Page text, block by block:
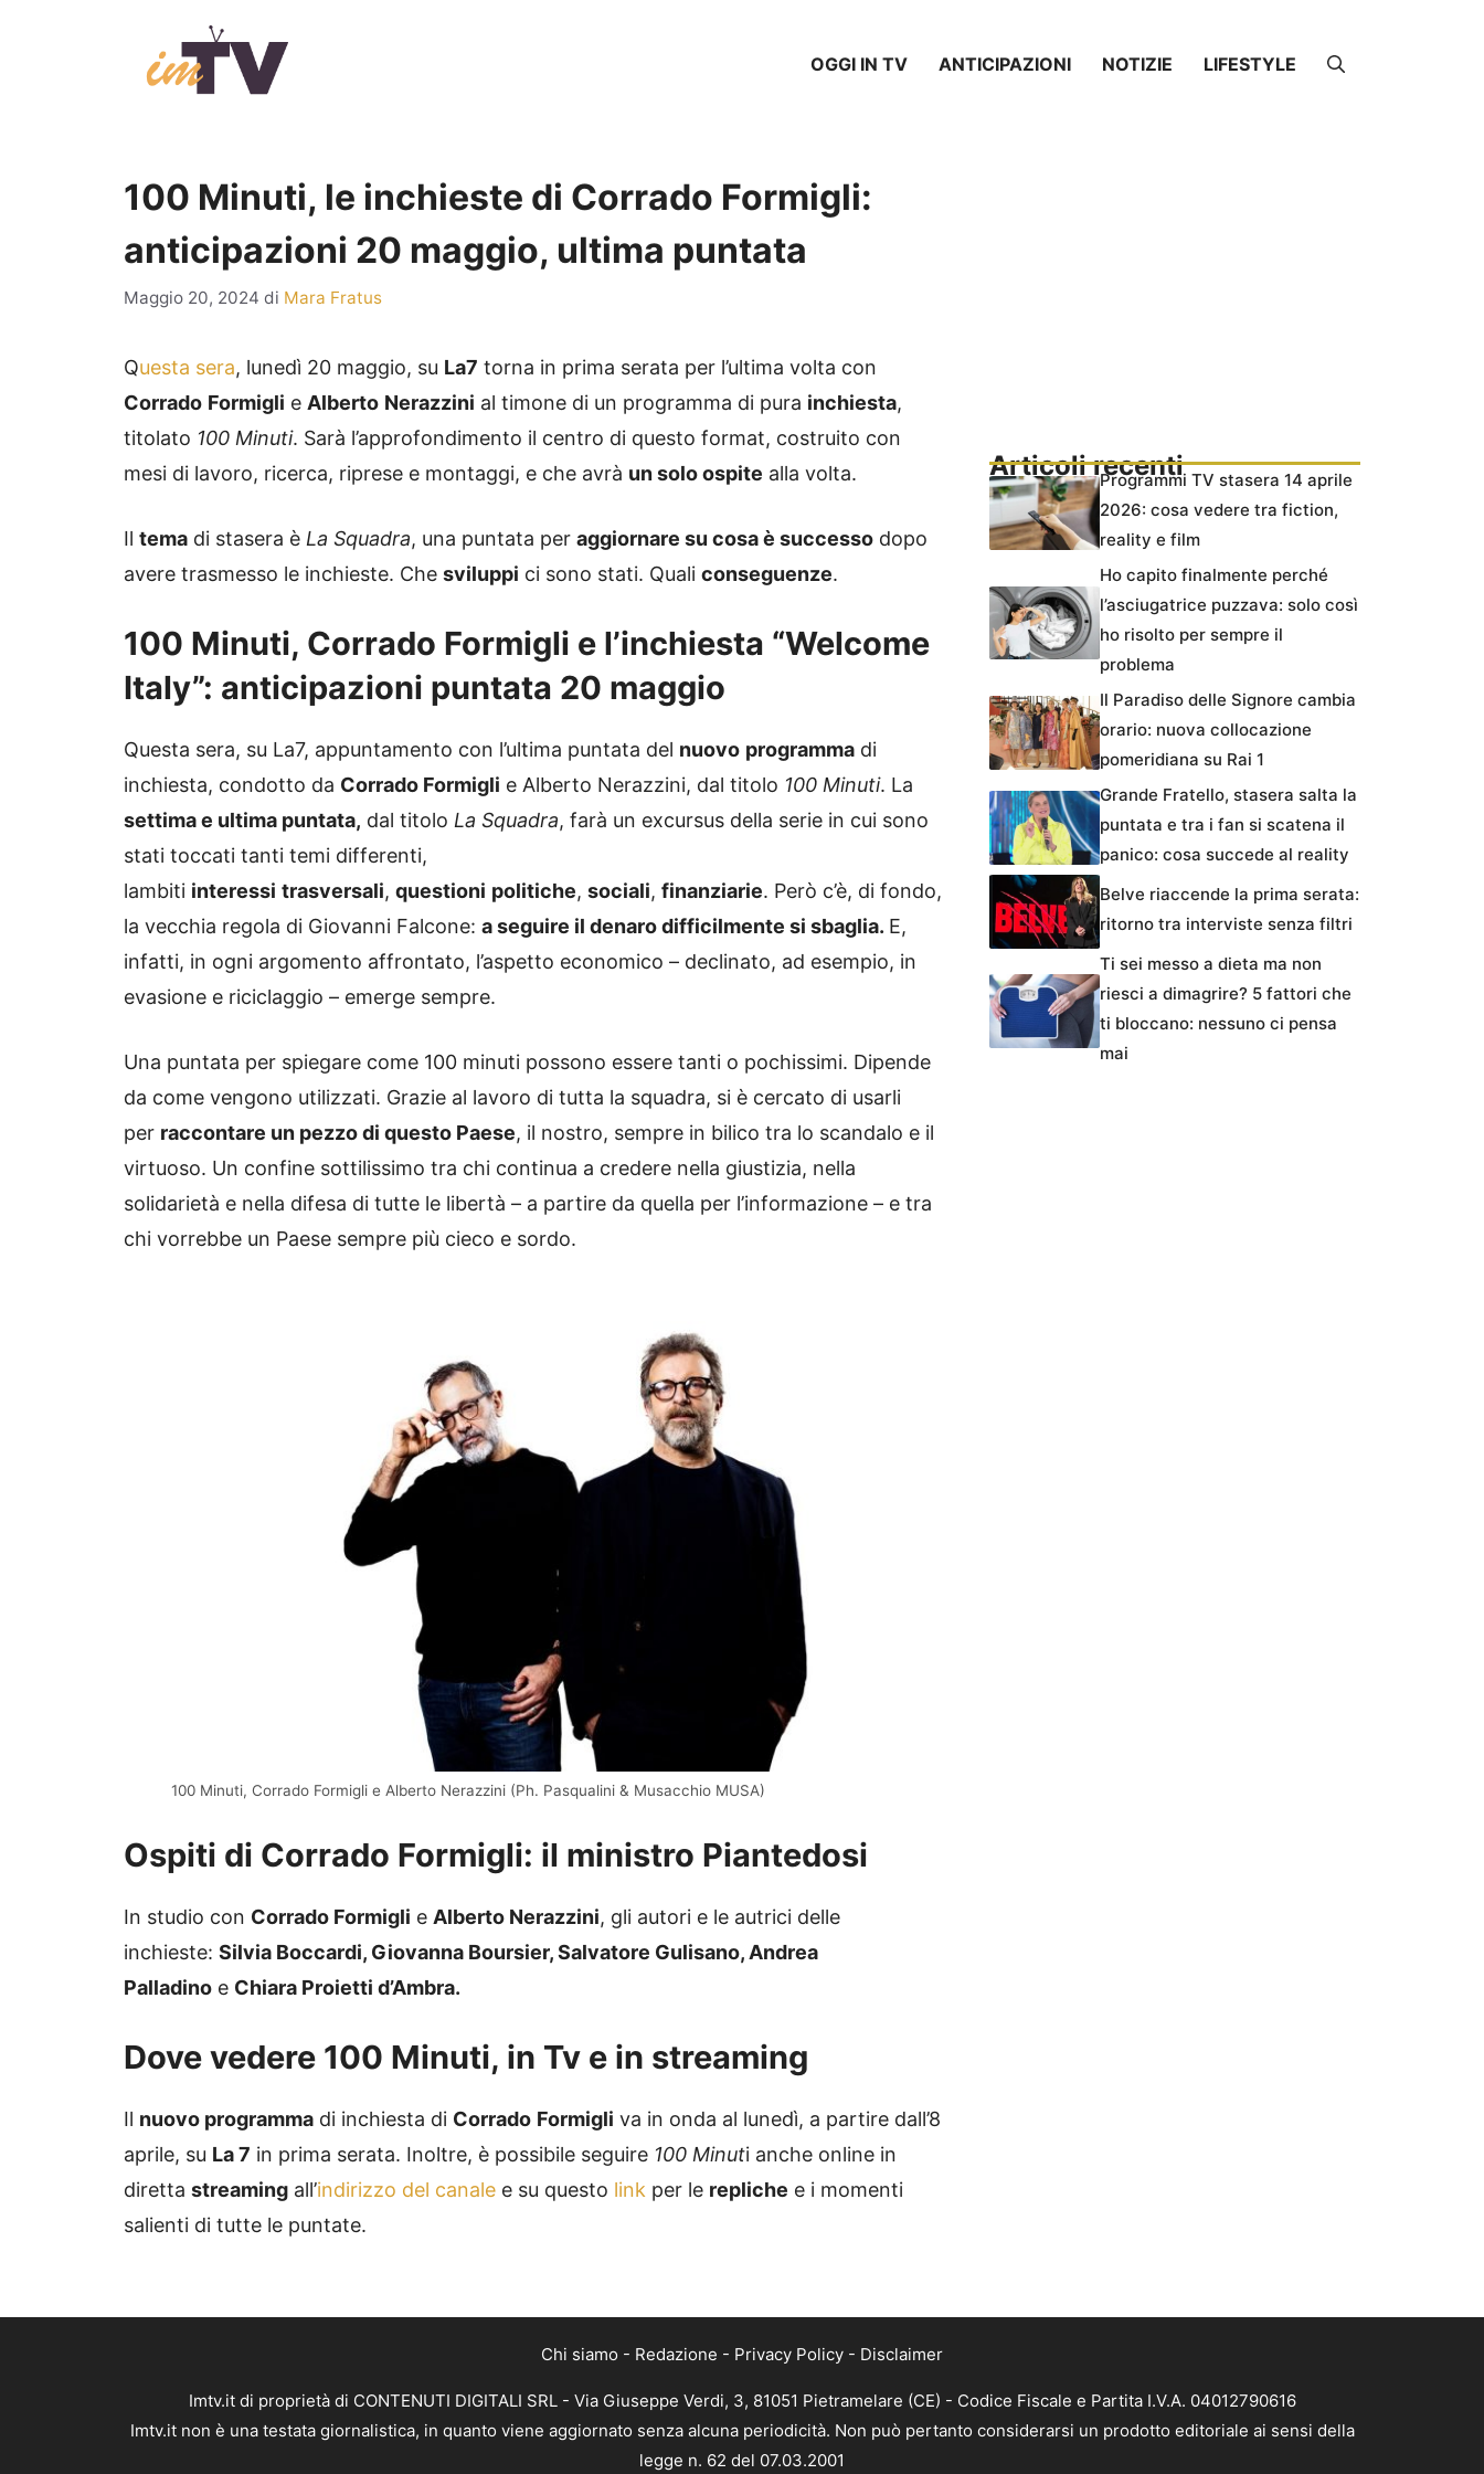
OGGI IN TV ANTICIPAZIONI NOTIZIE LIFESTYLE
100 Minuti, le inchieste di Corrado Formigli:
anticipazioni 20 maggio, ultima puntata
Maggio 20, 2024 di Mara Fratus
Questa sera, lunedì 20 maggio, su La7 torna in prima serata per l’ultima volta con
Corrado Formigli e Alberto Nerazzini al timone di un programma di pura inchiesta,
titolato 100 Minuti. Sarà l’approfondimento il centro di questo format, costruito con
mesi di lavoro, ricerca, riprese e montaggi, e che avrà un solo ospite alla volta.
Il tema di stasera è La Squadra, una puntata per aggiornare su cosa è successo dopo
avere trasmesso le inchieste. Che sviluppi ci sono stati. Quali conseguenze.
100 Minuti, Corrado Formigli e l’inchiesta “Welcome
Italy”: anticipazioni puntata 20 maggio
Questa sera, su La7, appuntamento con l’ultima puntata del nuovo programma di
inchiesta, condotto da Corrado Formigli e Alberto Nerazzini, dal titolo 100 Minuti. La
settima e ultima puntata, dal titolo La Squadra, farà un excursus della serie in cui sono
stati toccati tanti temi differenti,
lambiti interessi trasversali, questioni politiche, sociali, finanziarie. Però c’è, di fondo,
la vecchia regola di Giovanni Falcone: a seguire il denaro difficilmente si sbaglia. E,
infatti, in ogni argomento affrontato, l’aspetto economico – declinato, ad esempio, in
evasione e riciclaggio – emerge sempre.
Una puntata per spiegare come 100 minuti possono essere tanti o pochissimi. Dipende
da come vengono utilizzati. Grazie al lavoro di tutta la squadra, si è cercato di usarli
per raccontare un pezzo di questo Paese, il nostro, sempre in bilico tra lo scandalo e il
virtuoso. Un confine sottilissimo tra chi continua a credere nella giustizia, nella
solidarietà e nella difesa di tutte le libertà – a partire da quella per l’informazione – e tra
chi vorrebbe un Paese sempre più cieco e sordo.
100 Minuti, Corrado Formigli e Alberto Nerazzini (Ph. Pasqualini & Musacchio MUSA)
Ospiti di Corrado Formigli: il ministro Piantedosi
In studio con Corrado Formigli e Alberto Nerazzini, gli autori e le autrici delle
inchieste: Silvia Boccardi, Giovanna Boursier, Salvatore Gulisano, Andrea
Palladino e Chiara Proietti d’Ambra.
Dove vedere 100 Minuti, in Tv e in streaming
Il nuovo programma di inchiesta di Corrado Formigli va in onda al lunedì, a partire dall’8
aprile, su La 7 in prima serata. Inoltre, è possibile seguire 100 Minuti anche online in
diretta streaming all’indirizzo del canale e su questo link per le repliche e i momenti
salienti di tutte le puntate.
Articoli recentiProgrammi TV stasera 14 aprile
2026: cosa vedere tra fiction,
reality e film
Ho capito finalmente perché
l’asciugatrice puzzava: solo così
ho risolto per sempre il
problema
Il Paradiso delle Signore cambia
orario: nuova collocazione
pomeridiana su Rai 1
Grande Fratello, stasera salta la
puntata e tra i fan si scatena il
panico: cosa succede al reality
Belve riaccende la prima serata:
ritorno tra interviste senza filtri
Ti sei messo a dieta ma non
riesci a dimagrire? 5 fattori che
ti bloccano: nessuno ci pensa
mai
Chi siamo - Redazione - Privacy Policy - Disclaimer
Imtv.it di proprietà di CONTENUTI DIGITALI SRL - Via Giuseppe Verdi, 3, 81051 Pietramelare (CE) - Codice Fiscale e Partita I.V.A. 04012790616
Imtv.it non è una testata giornalistica, in quanto viene aggiornato senza alcuna periodicità. Non può pertanto considerarsi un prodotto editoriale ai sensi della
legge n. 62 del 07.03.2001